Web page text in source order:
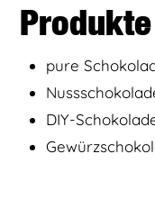
Produkte
pure
DIY-